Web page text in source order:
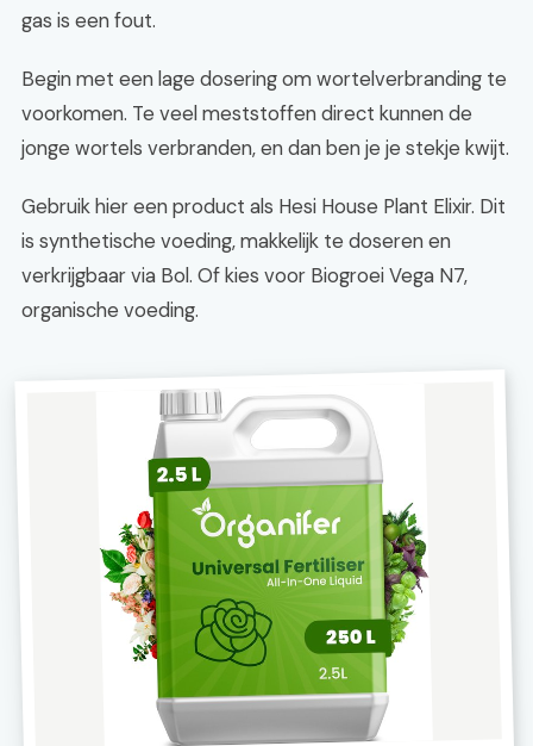
gas is een fout.
Begin met een lage dosering om wortelverbranding te
voorkomen. Te veel meststoffen direct kunnen de
jonge wortels verbranden, en dan ben je je stekje kwijt.
Gebruik hier een product als Hesi House Plant Elixir. Dit
is synthetische voeding, makkelijk te doseren en
verkrijgbaar via Bol. Of kies voor Biogroei Vega N7,
organische voeding.